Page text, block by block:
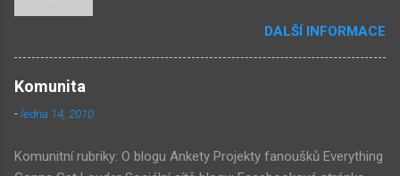
zveřejněný materiál ze Submachine 8. Zvukové
pozadí menu. První screen, který se na stránce
v DaymareTown 1 ( stránka sub8 ) Screen, který
DALŠÍ INFORMACE
Komunita
-ledna 14, 2010
Komunitní rubriky: O blogu Ankety Projekty fanoušků Everything